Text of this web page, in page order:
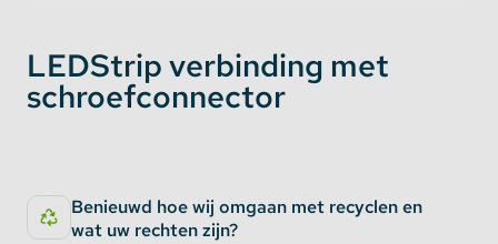
LEDStrip verbinding met
schroefconnector
Benieuwd hoe wij omgaan met recyclen en
wat uw rechten zijn?